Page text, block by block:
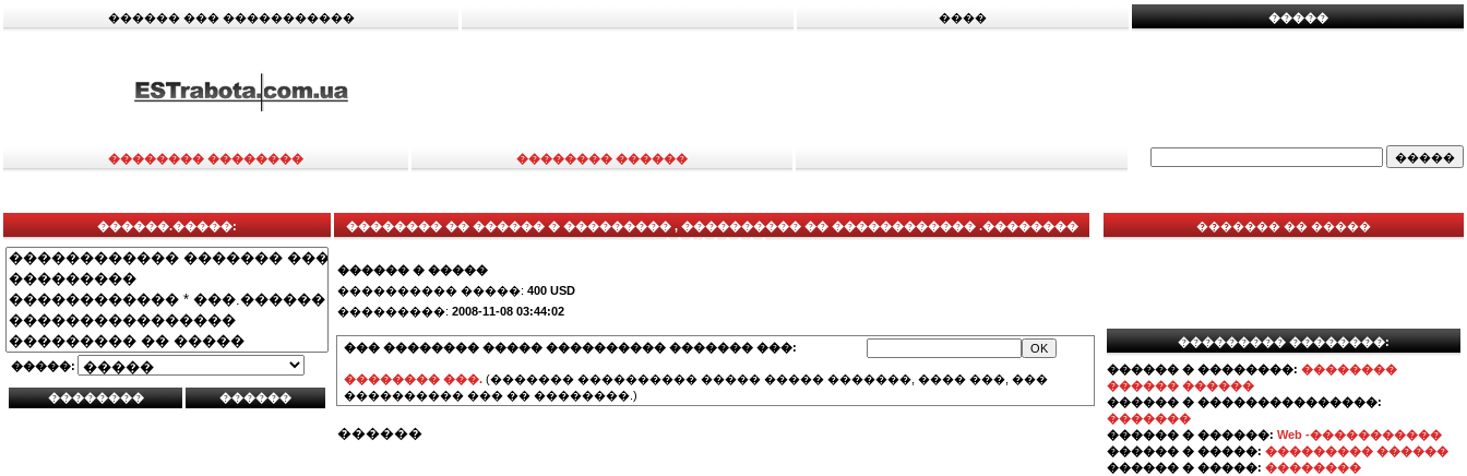
������ ��� ����������� ���� �����
�������� �������� �������� ������
������.�����:
�����:
�������� �� ������ � ��������� , ���������� �� ������������ .��������
, ���������
������ � �����
���������� �����: 400 USD
���������: 2008-11-08 03:44:02
��� �������� ����� ���������� ������� ���:
�������� ���. (������� ���������� ����� ����� �������, ���� ���, ���
���������� ��� �� ��������.)
������
������� �� �����
��������� ��������:
������ � ��������: ��������
������ ������
������ � ���������������:
�������
������ � ������: Web -�����������
������ � �����: ��������� ������
������ � �����: ��������